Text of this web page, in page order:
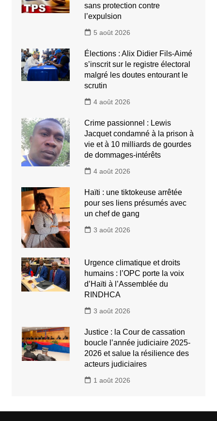
sans protection contre
l’expulsion
5 août 2026
Élections : Alix Didier Fils-Aimé
s’inscrit sur le registre électoral
malgré les doutes entourant le
scrutin
4 août 2026
Crime passionnel : Lewis
Jacquet condamné à la prison à
vie et à 10 milliards de gourdes
de dommages-intérêts
4 août 2026
Haïti : une tiktokeuse arrêtée
pour ses liens présumés avec
un chef de gang
3 août 2026
Urgence climatique et droits
humains : l’OPC porte la voix
d’Haïti à l’Assemblée du
RINDHCA
3 août 2026
Justice : la Cour de cassation
boucle l’année judiciaire 2025-
2026 et salue la résilience des
acteurs judiciaires
1 août 2026